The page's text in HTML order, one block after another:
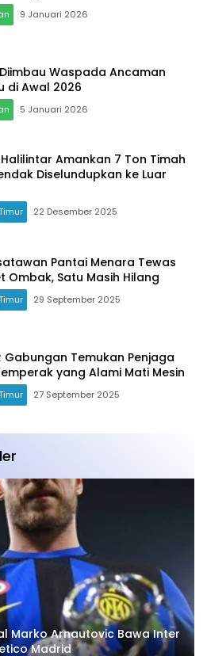
9 Januari 2026
Waspada Ancaman
di Awal 2026
5 Januari 2026
Amankan 7 Ton Timah
Diselundupkan ke Luar
22 Desember 2025
Pantai Menara Tewas
Ombak, Satu Masih Hilang
29 September 2025
Gabungan Temukan Penjaga
yang Alami Mati Mesin
27 September 2025
Marko Arnautovic Bawa Inter
Madrid